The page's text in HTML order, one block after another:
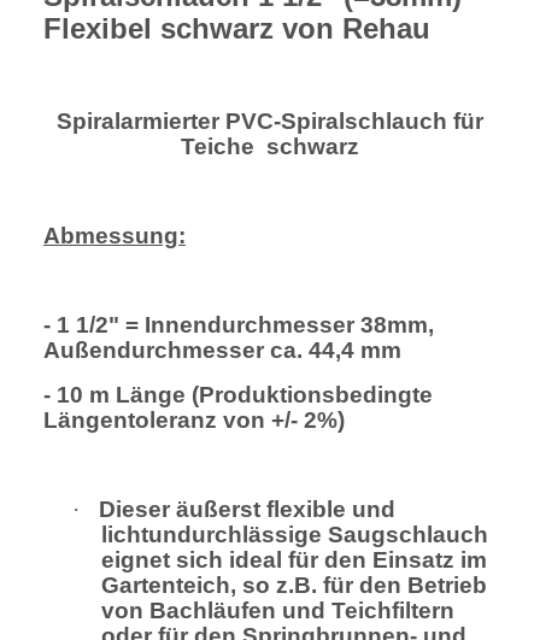
Flexibel schwarz von Rehau
Spiralarmierter PVC-Spiralschlauch für
Teiche  schwarz
Abmessung:
- 1 1/2" = Innendurchmesser 38mm,
Außendurchmesser ca. 44,4 mm
- 10 m Länge (Produktionsbedingte
Längentoleranz von +/- 2%)
·
Dieser äußerst flexible und
lichtundurchlässige Saugschlauch
eignet sich ideal für den Einsatz im
Gartenteich, so z.B. für den Betrieb
von Bachläufen und Teichfiltern